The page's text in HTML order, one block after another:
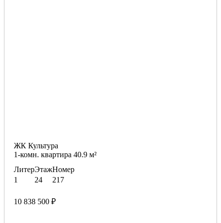
ЖК Культура
1-комн. квартира 40.9 м²
Литер
1
Этаж
24
Номер
217
10 838 500 ₽